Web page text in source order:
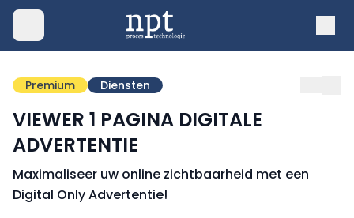
Premium Diensten
VIEWER 1 PAGINA DIGITALE
ADVERTENTIE
Maximaliseer uw online zichtbaarheid met een
Digital Only Advertentie!